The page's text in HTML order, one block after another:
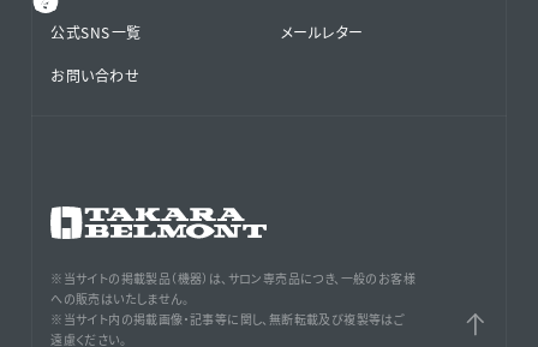
公式SNS⁨⁩一覧
お問い合わせ
メールレター
※当サイトの掲載製品（機器）は、サロン専売品につき、一般のお客様
への販売はいたしません。
※当サイト内の掲載画像・記事等に関し、無断転載及び複製等はご
遠慮ください。